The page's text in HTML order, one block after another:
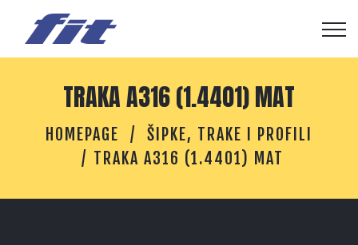
TRAKA A316 (1.4401) MAT
HOMEPAGE
ŠIPKE, TRAKE I PROFILI
TRAKA A316 (1.4401) MAT